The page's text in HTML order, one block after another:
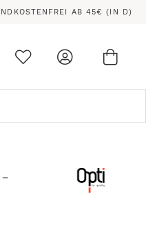
AB 45€ (IN D)